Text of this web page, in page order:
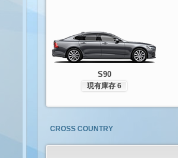
S90
現有庫存 6
CROSS COUNTRY